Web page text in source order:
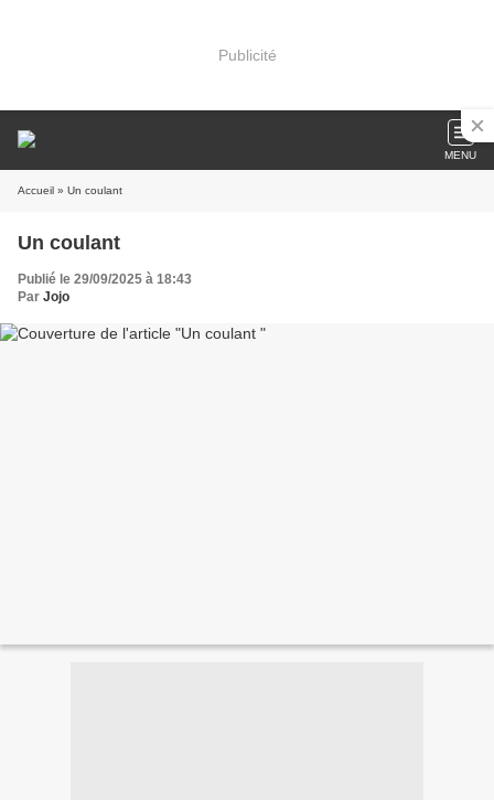
Publicité
MENU
Accueil » Un coulant
Un coulant
Publié le 29/09/2025 à 18:43
Par Jojo